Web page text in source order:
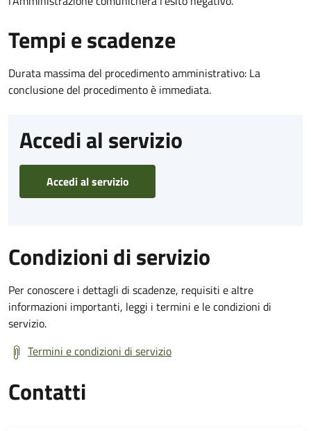
Tempi e scadenze
Durata massima del procedimento amministrativo: La
conclusione del procedimento è immediata.
Accedi al servizio
Accedi al servizio
Condizioni di servizio
Per conoscere i dettagli di scadenze, requisiti e altre
informazioni importanti, leggi i termini e le condizioni di
servizio.
Termini e condizioni di servizio
Contatti